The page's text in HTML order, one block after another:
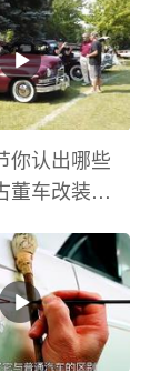
你认出哪些
车改装车